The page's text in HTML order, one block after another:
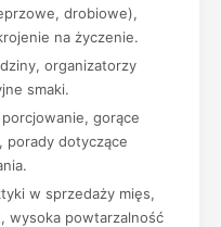
drobiowe),
na życzenie.
organizatorzy
smaki.
porcjowanie, gorące
porady dotyczące
w sprzedaży mięs,
wysoka powtarzalność